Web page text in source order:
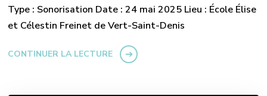
Type : Sonorisation Date : 24 mai 2025 Lieu : École Élise
et Célestin Freinet de Vert-Saint-Denis
CONTINUER LA LECTURE